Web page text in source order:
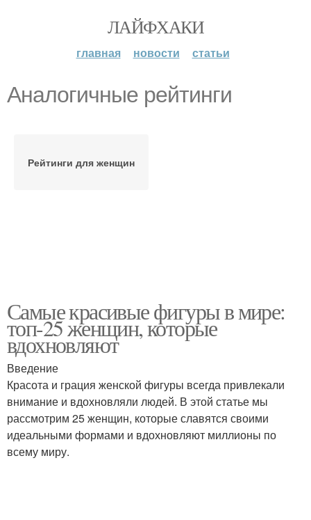
ЛАЙФХАКИ
главная новости статьи
Аналогичные рейтинги
Рейтинги для женщин
Самые красивые фигуры в мире:
топ-25 женщин, которые
вдохновляют
Введение
Красота и грация женской фигуры всегда привлекали
внимание и вдохновляли людей. В этой статье мы
рассмотрим 25 женщин, которые славятся своими
идеальными формами и вдохновляют миллионы по
всему миру.